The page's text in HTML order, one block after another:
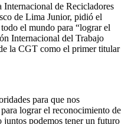
de Recicladores
de Lima Junior, pidió el
el mundo para “lograr el
Internacional del Trabajo
la CGT como el primer titular
para que nos
lograr el reconocimiento de
podemos tener un futuro